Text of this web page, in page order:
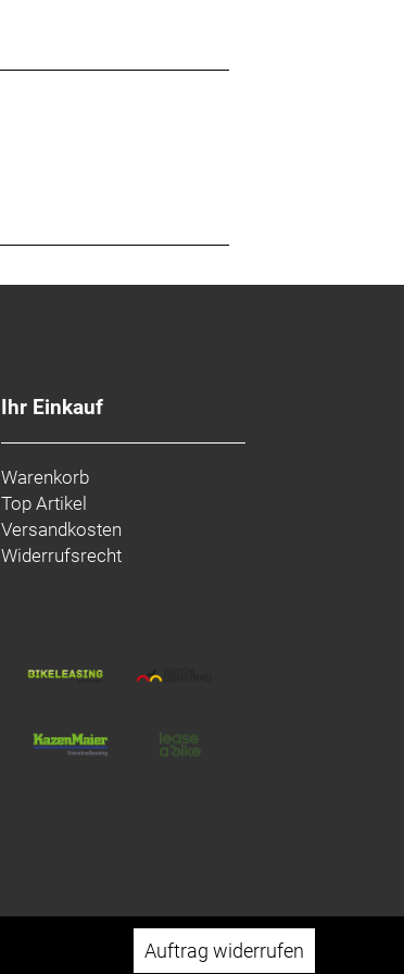
Ihr Einkauf
Warenkorb
Top Artikel
Versandkosten
Widerrufsrecht
Auftrag widerrufen